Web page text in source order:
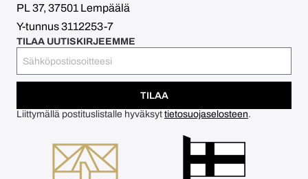
PL 37, 37501 Lempäälä
Y-tunnus 3112253-7
TILAA UUTISKIRJEEMME
TILAA
Liittymällä postituslistalle hyväksyt tietosuojaselosteen.